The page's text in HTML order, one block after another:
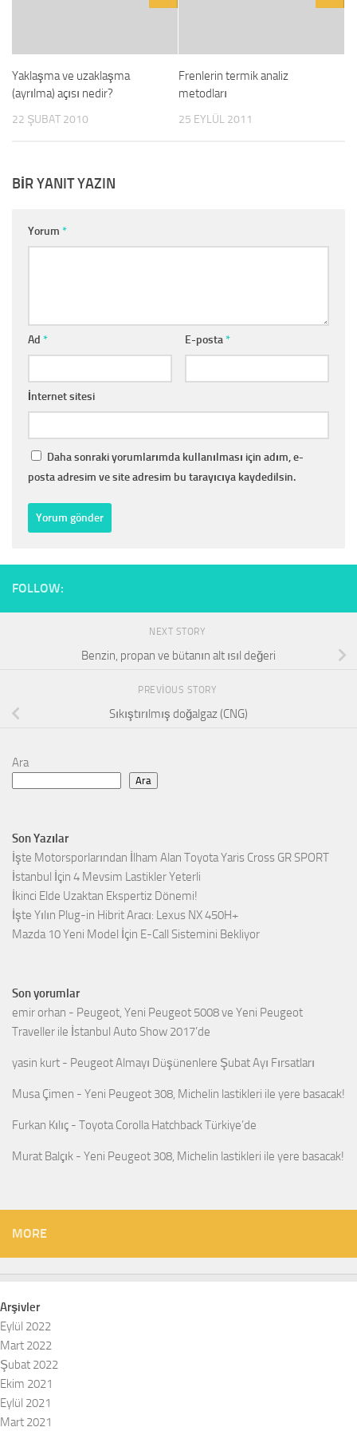
Yaklaşma ve uzaklaşma
(ayrılma) açısı nedir?
22 ŞUBAT 2010
Frenlerin termik analiz
metodları
25 EYLÜL 2011
BIR YANIT YAZIN
Yorum *
Ad * E-posta*
İnternet sitesi
Daha sonraki yorumlarımda kullanılması için adım, e-
posta adresim ve site adresim bu tarayıcıya kaydedilsin.
FOLLOW:
NEXT STORY
Benzin, propan ve bütanın alt ısıl değeri
PREVIOUS STORY
Sıkıştırılmış doğalgaz (CNG)
Ara
Ara
Son Yazılar
İşte Motorsporlarından İlham Alan Toyota Yaris Cross GR SPORT
İstanbul İçin 4 Mevsim Lastikler Yeterli
İkinci Elde Uzaktan Ekspertiz Dönemi!
İşte Yılın Plug-in Hibrit Aracı: Lexus NX 450H+
Mazda 10 Yeni Model İçin E-Call Sistemini Bekliyor
Son yorumlar
emir orhan - Peugeot, Yeni Peugeot 5008 ve Yeni Peugeot
Traveller ile İstanbul Auto Show 2017’de
yasin kurt - Peugeot Almayı Düşünenlere Şubat Ayı Fırsatları
Musa Çimen - Yeni Peugeot 308, Michelin lastikleri ile yere basacak!
Furkan Kılıç - Toyota Corolla Hatchback Türkiye’de
Murat Balçık - Yeni Peugeot 308, Michelin lastikleri ile yere basacak!
MORE
Arşivler
Eylül 2022
Mart 2022
Şubat 2022
Ekim 2021
Eylül 2021
Mart 2021